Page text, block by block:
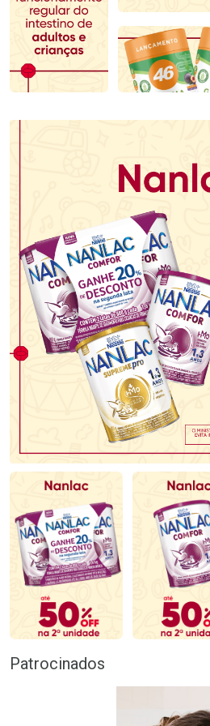
Comprar sem Desconto
Por R$ 57,74/cada
Comprar sem Desconto
Por R$ 57,74/cada
Patrocinados